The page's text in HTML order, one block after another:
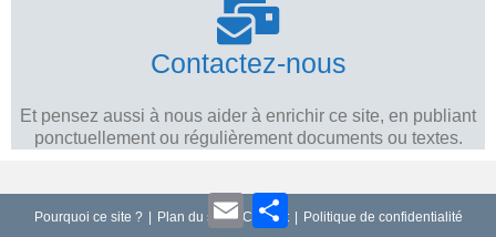
Contactez-nous
Et pensez aussi à nous aider à enrichir ce site, en publiant
ponctuellement ou régulièrement documents ou textes.
Pourquoi ce site ? Plan du site Contact Politique de confidentialité
E
m
a